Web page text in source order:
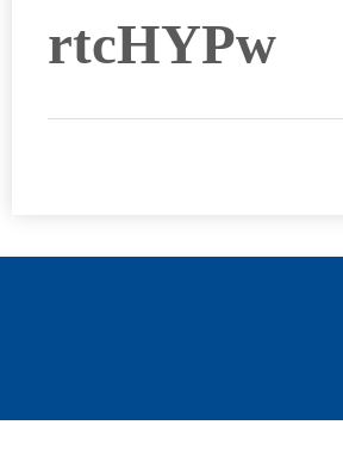
rtcHYPw